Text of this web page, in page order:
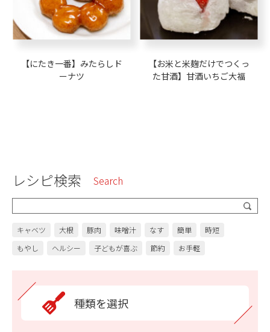
【にたき一番】みたらしド
ーナツ
【お米と米麹だけでつくっ
た甘酒】甘酒いちご大福
レシピ検索 Search
キャベツ 大根 豚肉 味噌汁 なす 簡単
時短
もやし
ヘルシー 子どもが喜ぶ 節約 お手軽
種類を選択